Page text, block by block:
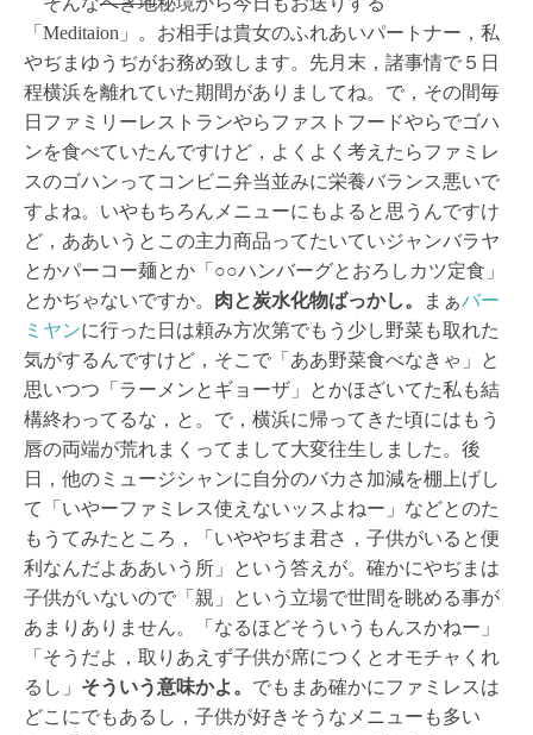
「Meditaion」。お相手は貴女のふれあいパートナー，私
やぢまゆうぢがお務め致します。先月末，諸事情で５日
程横浜を離れていた期間がありましてね。で，その間毎
日ファミリーレストランやらファストフードやらでゴハ
ンを食べていたんですけど，よくよく考えたらファミレ
スのゴハンってコンビニ弁当並みに栄養バランス悪いで
すよね。いやもちろんメニューにもよると思うんですけ
ど，ああいうとこの主力商品ってたいていジャンバラヤ
とかパーコー麺とか「○○ハンバーグとおろしカツ定食」
とかぢゃないですか。 肉と炭水化物ばっかし。 まぁバー
ミヤンに行った日は頼み方次第でもう少し野菜も取れた
気がするんですけど，そこで「ああ野菜食べなきゃ」と
思いつつ「ラーメンとギョーザ」とかほざいてた私も結
構終わってるな，と。で，横浜に帰ってきた頃にはもう
唇の両端が荒れまくってまして大変往生しました。後
日，他のミュージシャンに自分のバカさ加減を棚上げし
て「いやーファミレス使えないッスよねー」などとのた
もうてみたところ，「いややぢま君さ，子供がいると便
利なんだよああいう所」という答えが。確かにやぢまは
子供がいないので「親」という立場で世間を眺める事が
あまりありません。「なるほどそういうもんスかねー」
「そうだよ，取りあえず子供が席につくとオモチャくれ
るし」 そういう意味かよ。 でもまあ確かにファミレスは
どこにでもあるし，子供が好きそうなメニューも多い